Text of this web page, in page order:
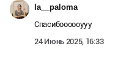
la__paloma
Спасибоооооууу
24 Июнь 2025, 16:33